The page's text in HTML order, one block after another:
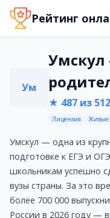
Умскул — обзор,
Умскул — одна из
Стоимость обучения:
Телефон: +7 (800) 300-
Адрес: г. Казань, ул.
Услуги и направления
Подготовка к ЕГЭ
Подготовка к ОГЭ
Преимущества
700000+
Преподаватели-
Подготовка сразу к
Качественные
Дружелюбная
Рейтинг
Ум
★ 487 из 512
Лицензия Живые
Умскул — одна из
подготовке к ЕГЭ и
школьникам успешно
вузы страны. За это
более 700 000
России в 2026 году —